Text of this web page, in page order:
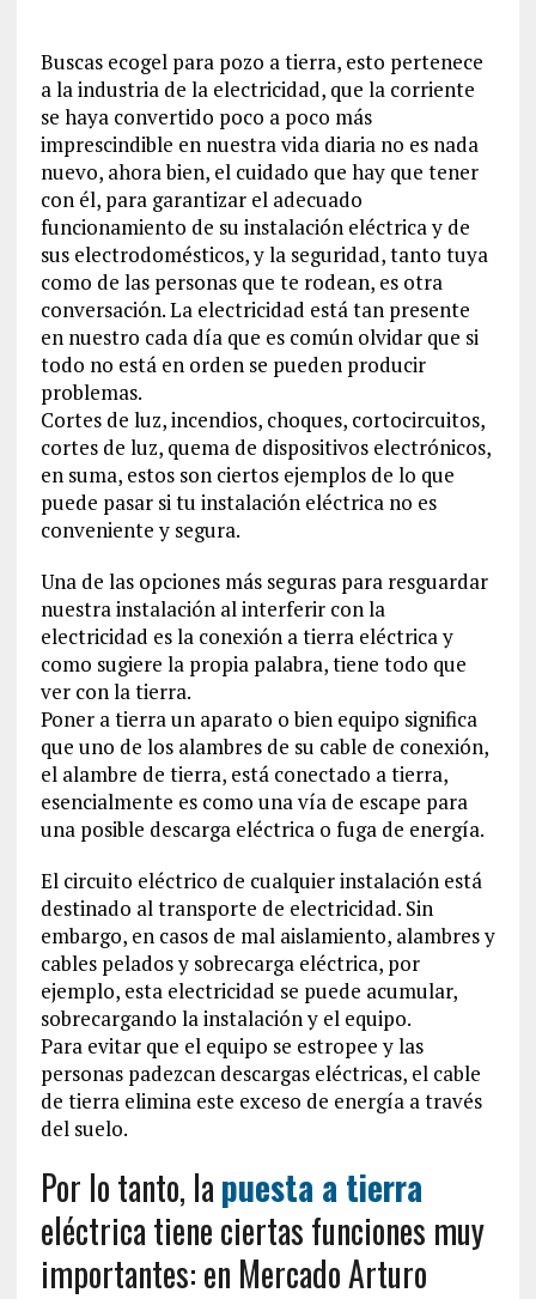
Buscas ecogel para pozo a tierra, esto pertenece
a la industria de la electricidad, que la corriente
se haya convertido poco a poco más
imprescindible en nuestra vida diaria no es nada
nuevo, ahora bien, el cuidado que hay que tener
con él, para garantizar el adecuado
funcionamiento de su instalación eléctrica y de
sus electrodomésticos, y la seguridad, tanto tuya
como de las personas que te rodean, es otra
conversación. La electricidad está tan presente
en nuestro cada día que es común olvidar que si
todo no está en orden se pueden producir
problemas.
Cortes de luz, incendios, choques, cortocircuitos,
cortes de luz, quema de dispositivos electrónicos,
en suma, estos son ciertos ejemplos de lo que
puede pasar si tu instalación eléctrica no es
conveniente y segura.
Una de las opciones más seguras para resguardar
nuestra instalación al interferir con la
electricidad es la conexión a tierra eléctrica y
como sugiere la propia palabra, tiene todo que
ver con la tierra.
Poner a tierra un aparato o bien equipo significa
que uno de los alambres de su cable de conexión,
el alambre de tierra, está conectado a tierra,
esencialmente es como una vía de escape para
una posible descarga eléctrica o fuga de energía.
El circuito eléctrico de cualquier instalación está
destinado al transporte de electricidad. Sin
embargo, en casos de mal aislamiento, alambres y
cables pelados y sobrecarga eléctrica, por
ejemplo, esta electricidad se puede acumular,
sobrecargando la instalación y el equipo.
Para evitar que el equipo se estropee y las
personas padezcan descargas eléctricas, el cable
de tierra elimina este exceso de energía a través
del suelo.
Por lo tanto, lapuesta a tierra
eléctrica tiene ciertas funciones muy
importantes: en Mercado Arturo